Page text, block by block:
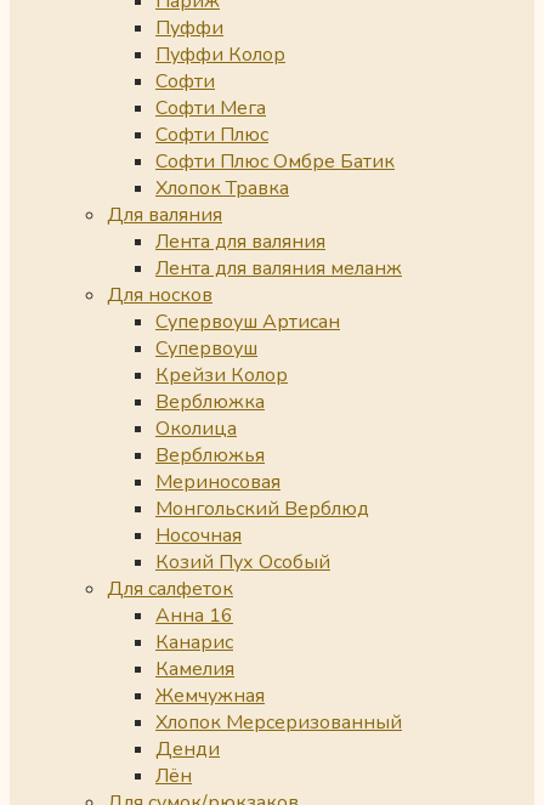
Пуффи
Пуффи Колор
Софти
Софти Мега
Софти Плюс
Софти Плюс Омбре Батик
Хлопок Травка
Для валяния
Лента для валяния
Лента для валяния меланж
Для носков
Супервоуш Артисан
Супервоуш
Крейзи Колор
Верблюжка
Околица
Верблюжья
Мериносовая
Монгольский Верблюд
Носочная
Козий Пух Особый
Для салфеток
Анна 16
Канарис
Камелия
Жемчужная
Хлопок Мерсеризованный
Денди
Лён